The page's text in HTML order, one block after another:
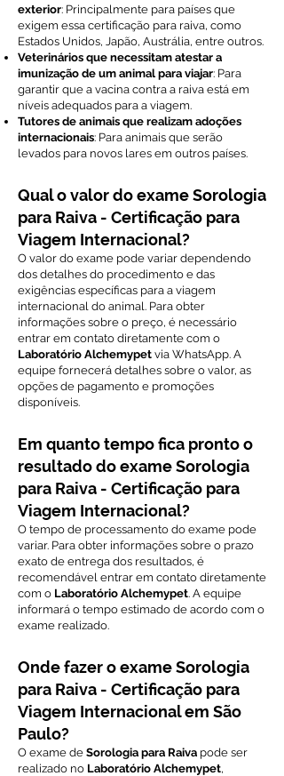
exterior: Principalmente para países que
exigem essa certificação para raiva, como
Estados Unidos, Japão, Austrália, entre outros.
Veterinários que necessitam atestar a
imunização de um animal para viajar: Para
garantir que a vacina contra a raiva está em
níveis adequados para a viagem.
Tutores de animais que realizam adoções
internacionais: Para animais que serão
levados para novos lares em outros países.
Qual o valor do exame Sorologia
para Raiva - Certificação para
Viagem Internacional?
O valor do exame pode variar dependendo
dos detalhes do procedimento e das
exigências específicas para a viagem
internacional do animal. Para obter
informações sobre o preço, é necessário
entrar em contato diretamente com o
Laboratório Alchemypet via WhatsApp. A
equipe fornecerá detalhes sobre o valor, as
opções de pagamento e promoções
disponíveis.
Em quanto tempo fica pronto o
resultado do exame Sorologia
para Raiva - Certificação para
Viagem Internacional?
O tempo de processamento do exame pode
variar. Para obter informações sobre o prazo
exato de entrega dos resultados, é
recomendável entrar em contato diretamente
com o Laboratório Alchemypet. A equipe
informará o tempo estimado de acordo com o
exame realizado.
Onde fazer o exame Sorologia
para Raiva - Certificação para
Viagem Internacional em São
Paulo?
O exame de Sorologia para Raiva pode ser
realizado no Laboratório Alchemypet,